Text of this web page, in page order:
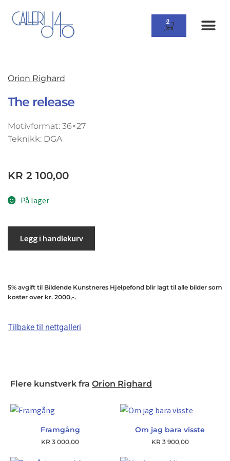
0
Orion Righard
The release
Motivformat: 36×27
Teknikk: DGA
KR 2 100,00
På lager
Legg i handlekurv
5% avgift til Bildende Kunstneres Hjelpefond blir lagt til alle bilder som
koster over kr. 2000,-.
Tilbake til nettgalleri
Flere kunstverk fra Orion Righard
Framgång
KR 3 000,00
Om jag bara visste
KR 3 900,00